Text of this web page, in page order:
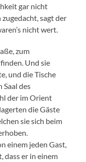
gar nicht
sagt der
nicht wert.
zum
Und sie
und die Tische
Saal des
der im Orient
die Gäste
sie sich beim
einem jeden Gast,
dass er in einem